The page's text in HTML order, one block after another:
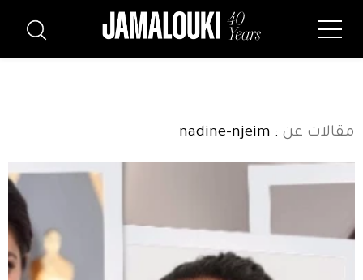
مقالات عن : nadine-njeim